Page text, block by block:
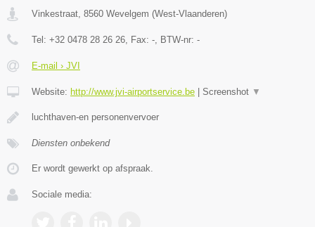
Vinkestraat, 8560 Wevelgem (West-Vlaanderen)
Tel: +32 0478 28 26 26, Fax: -, BTW-nr: -
E-mail › JVI
Website: http://www.jvi-airportservice.be Screenshot ▼
luchthaven-en personenvervoer
Diensten onbekend
Er wordt gewerkt op afspraak.
Sociale media: